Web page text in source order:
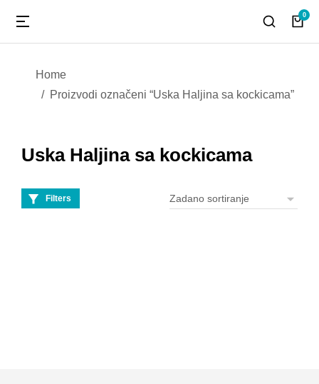
You are here:
Home
Proizvodi označeni “Uska Haljina sa kockicama”
Uska Haljina sa kockicama
Filters